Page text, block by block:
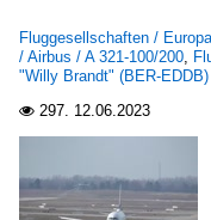
Fluggesellschaften /
/ Airbus / A 321-100/200,
"Willy Brandt" (BER-EDDB)
 297. 12.06.2023